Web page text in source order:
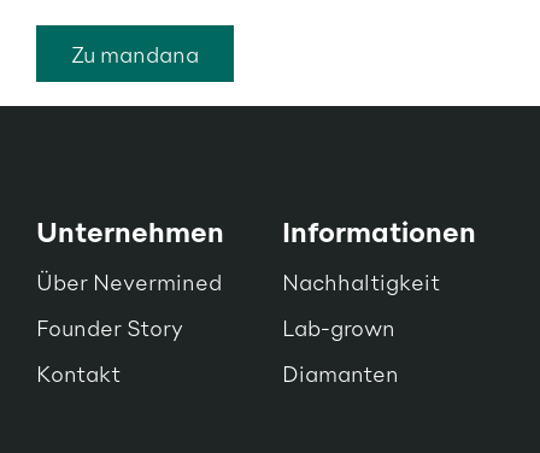
Zu mandana
Unternehmen
Über Nevermined
Founder Story
Kontakt
Informationen
Nachhaltigkeit
Lab-grown
Diamanten